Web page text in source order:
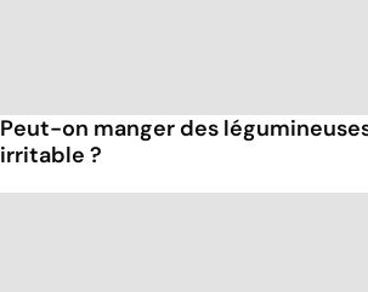
Peut-on manger des
irritable ?